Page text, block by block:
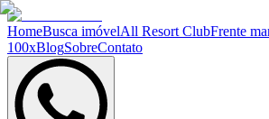
HomeBusca imóvelAll Resort ClubFrente
100xBlogSobreContato